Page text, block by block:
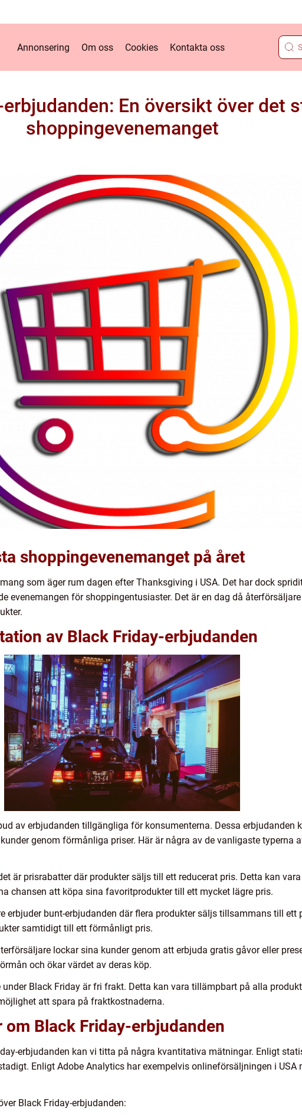
Annonsering Om oss Cookies Kontakta oss
En översikt över det
shoppingevenemanget
shoppingevenemanget på året
som äger rum dagen efter Thanksgiving i USA. Det har dock
evenemangen för shoppingentusiaster. Det är en dag då
av Black Friday-erbjudanden
av erbjudanden tillgängliga för konsumenterna. Dessa erbjudanden
genom förmånliga priser. Här är några av de vanligaste typerna
är prisrabatter där produkter säljs till ett reducerat pris. Detta kan
chansen att köpa sina favoritprodukter till ett mycket lägre pris.
erbjuder bunt-erbjudanden där flera produkter säljs tillsammans till ett
samtidigt till ett förmånligt pris.
lockar sina kunder genom att erbjuda gratis gåvor eller
och ökar värdet av deras köp.
Black Friday är fri frakt. Detta kan vara tillämpbart på alla
att spara på fraktkostnaderna.
Black Friday-erbjudanden
erbjudanden kan vi titta på några kvantitativa mätningar. Enligt
Enligt Adobe Analytics har exempelvis onlineförsäljningen i USA
Black Friday-erbjudanden: